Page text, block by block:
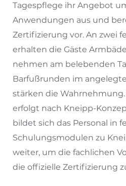
Tagespflege ihr Angebot
Anwendungen aus und
Zertifizierung vor. An zwei
erhalten die Gäste
nehmen am belebenden
Barfußrunden im
stärken die
erfolgt nach Kneipp-
bildet sich das Personal in
Schulungsmodulen zu
weiter, um die fachlichen
die offizielle Zertifizierung